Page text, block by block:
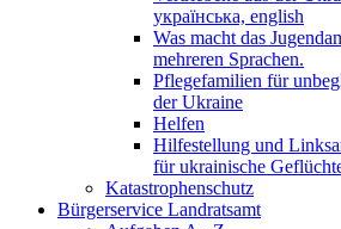
українська, english
Was macht das
mehreren Sprachen.
Pflegefamilien für
der Ukraine
Helfen
Hilfestellung und
für ukrainische
Katastrophenschutz
Bürgerservice Landratsamt